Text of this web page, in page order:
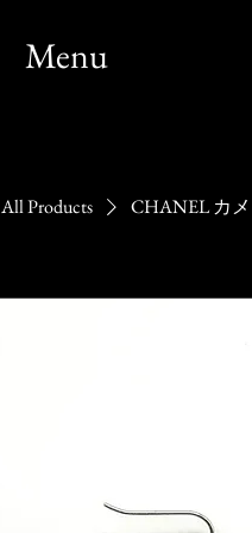
Menu
All Products CHANEL カ